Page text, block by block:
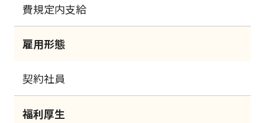
費規定内支給
雇用形態
契約社員
福利厚生